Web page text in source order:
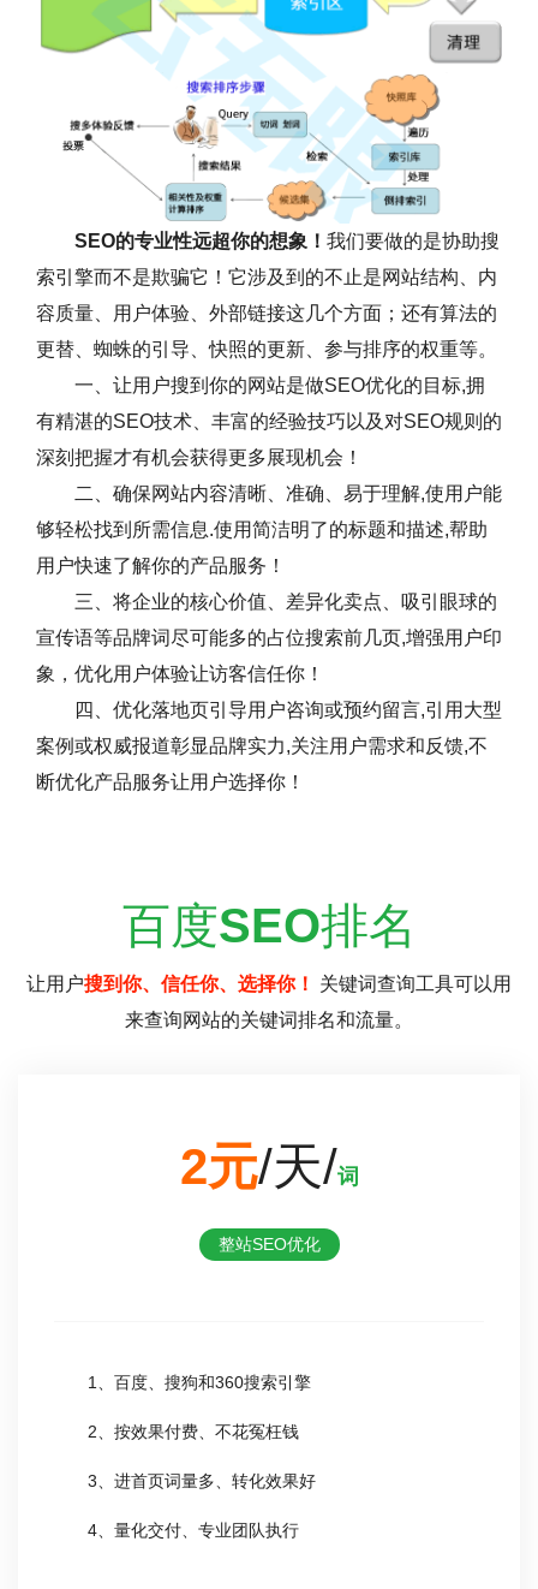
SEO的专业性远超你的想象！ 我们要做的是协助搜
索引擎而不是欺骗它！它涉及到的不止是网站结构、内
容质量、用户体验、外部链接这几个方面；还有算法的
更替、蜘蛛的引导、快照的更新、参与排序的权重等。
一、让用户搜到你的网站是做SEO优化的目标,拥
有精湛的SEO技术、丰富的经验技巧以及对SEO规则的
深刻把握才有机会获得更多展现机会！
二、确保网站内容清晰、准确、易于理解,使用户能
够轻松找到所需信息.使用简洁明了的标题和描述,帮助
用户快速了解你的产品服务！
三、将企业的核心价值、差异化卖点、吸引眼球的
宣传语等品牌词尽可能多的占位搜索前几页,增强用户印
象，优化用户体验让访客信任你！
四、优化落地页引导用户咨询或预约留言,引用大型
案例或权威报道彰显品牌实力,关注用户需求和反馈,不
断优化产品服务让用户选择你！
百度SEO排名
让用户搜到你、信任你、选择你！
关键词查询工具可以用
来查询网站的关键词排名和流量。
2元/天/词
整站SEO优化
1、百度、搜狗和360搜索引擎
2、按效果付费、不花冤枉钱
3、进首页词量多、转化效果好
4、量化交付、专业团队执行